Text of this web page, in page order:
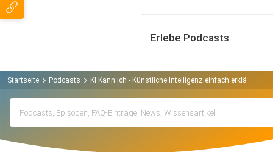
Erlebe Podcasts
Startseite Podcasts KI Kann ich - Künstliche Intelligenz einfach erklärt